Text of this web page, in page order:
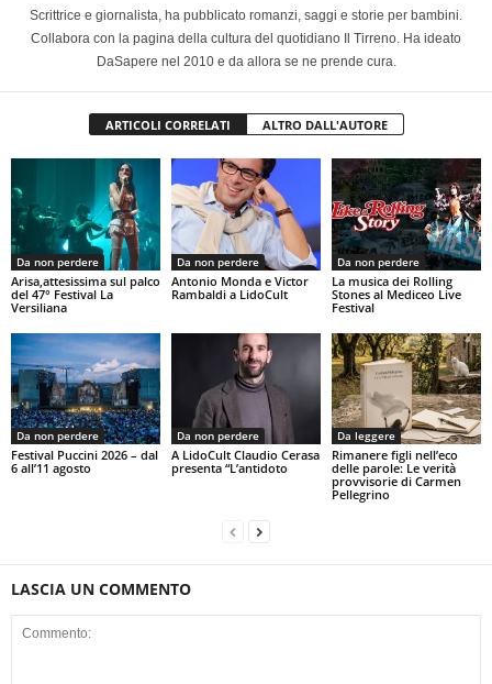
Scrittrice e giornalista, ha pubblicato romanzi, saggi e storie per bambini.
Collabora con la pagina della cultura del quotidiano Il Tirreno. Ha ideato
DaSapere nel 2010 e da allora se ne prende cura.
ARTICOLI CORRELATI ALTRO DALL'AUTORE
Da non perdere
Arisa,attesissima sul palco
del 47° Festival La
Versiliana
Da non perdere
Antonio Monda e Victor
Rambaldi a LidoCult
Da non perdere
La musica dei Rolling
Stones al Mediceo Live
Festival
Da non perdere
Festival Puccini 2026 – dal
6 all’11 agosto
Da non perdere
A LidoCult Claudio Cerasa
presenta “L’antidoto
Da leggere
Rimanere figli nell’eco
delle parole: Le verità
provvisorie di Carmen
Pellegrino
LASCIA UN COMMENTO